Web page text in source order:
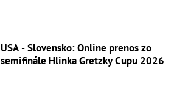
USA - Slovensko: Online prenos zo
semifinále Hlinka Gretzky Cupu 2026